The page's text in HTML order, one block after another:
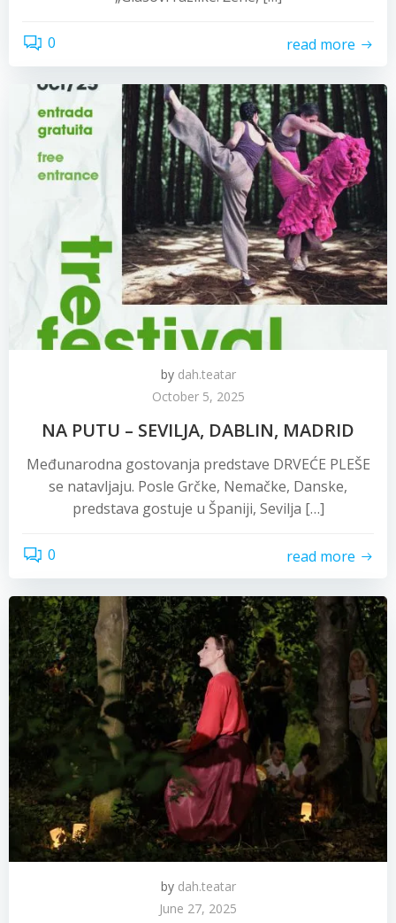
0 read more
by dah.teatar
October 5, 2025
NA PUTU – SEVILJA, DABLIN, MADRID
Međunarodna gostovanja predstave DRVEĆE PLEŠE
se natavljaju. Posle Grčke, Nemačke, Danske,
predstava gostuje u Španiji, Sevilja […]
0 read more
by dah.teatar
June 27, 2025